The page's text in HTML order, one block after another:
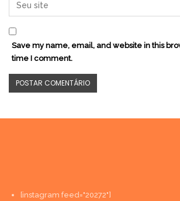
Save my name, email, and website in this
time I comment.
[instagram feed="20272"]